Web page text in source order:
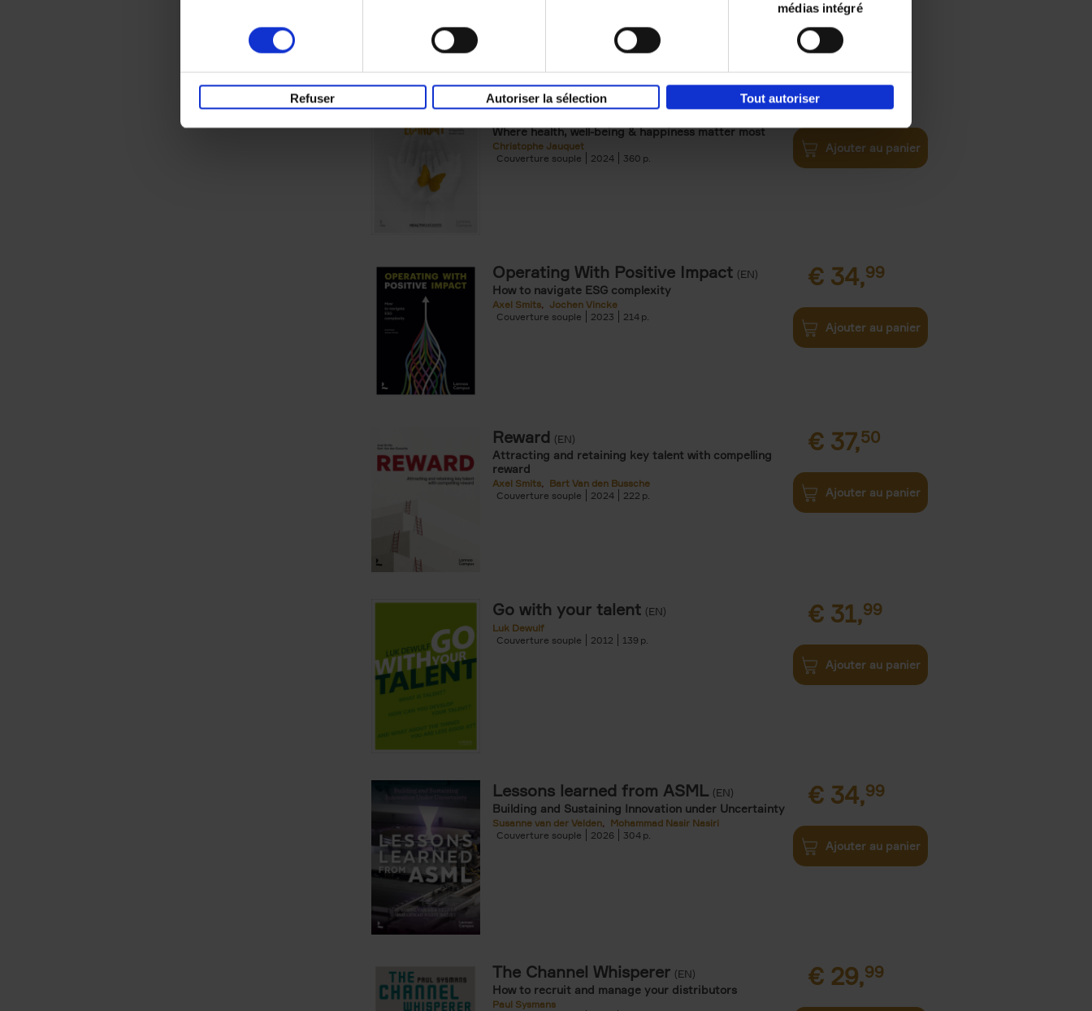
médias intégré
Refuser Autoriser la sélection Tout autoriser
Trends in the Transformation
Economy
Where health, well-being & happiness matter most
Christophe Jauquet
Couverture souple
2024 360
€ 99
Ajouter au panier
Operating With Positive Impact (EN)
How to navigate ESG complexity
Axel Smits
Jochen Vincke
Couverture souple
2023 214
€ 34,99
Ajouter au panier
Reward (EN)
Attracting and retaining key talent with compelling
reward
Axel Smits
Bart Van den Bussche
Couverture souple
2024 222
€ 37,50
Ajouter au panier
Go with your talent (EN)
Luk Dewulf
Couverture souple
2012 139
€ 31,99
Ajouter au panier
Lessons learned from ASML (EN)
Building and Sustaining Innovation under Uncertainty
Susanne van der Velden
Mohammad Nasir Nasiri
Couverture souple
2026 304
€ 34,99
Ajouter au panier
The Channel Whisperer (EN)
How to recruit and manage your distributors
Paul Sysmans
€ 29,99